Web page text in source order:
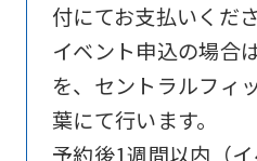
付にてお支払いくださ
イベント申込の場合
を、セントラルフィ
葉にて行います。
予約後1週間以内（
is